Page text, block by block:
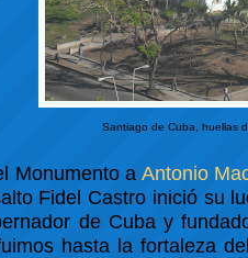
Santiago de Cuba, huellas
Monumento a Antonio
Fidel Castro inició su
de Cuba y
hasta la fortaleza